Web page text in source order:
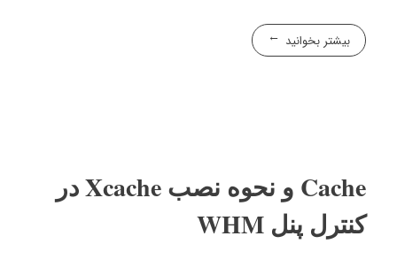
بیشتر بخوانید
Cache و نحوه نصب Xcache در
کنترل پنل WHM